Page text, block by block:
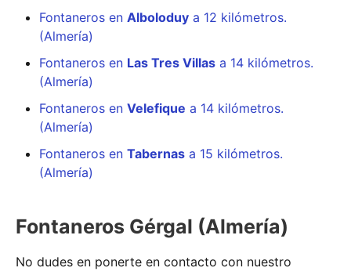
Fontaneros en Alboloduy a 12 kilómetros.
(Almería)
Fontaneros en Las Tres Villas a 14 kilómetros.
(Almería)
Fontaneros en Velefique a 14 kilómetros.
(Almería)
Fontaneros en Tabernas a 15 kilómetros.
(Almería)
Fontaneros Gérgal (Almería)
No dudes en ponerte en contacto con nuestro